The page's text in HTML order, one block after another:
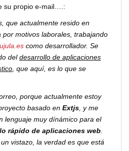
su propio e-mail….:
que actualmente resido en
por motivos laborales, trabajando
como desarrollador. Se
deldesarrollo de aplicaciones
, que aquí, es lo que se
porque actualmente estoy
basado en Extjs, y me
lenguaje muy dínámico para el
rápido de aplicaciones web.
vistazo, la verdad es que está